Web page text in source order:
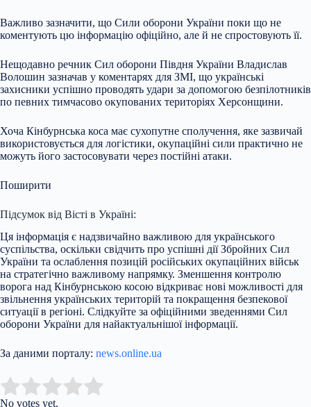
Важливо зазначити, що Сили оборони України поки що не
коментують цю інформацію офіційно, але й не спростовують її.
Нещодавно речник Сил оборони Півдня України Владислав
Волошин зазначав у коментарях для ЗМІ, що українські
захисники успішно проводять удари за допомогою безпілотників
по певних тимчасово окупованих територіях Херсонщини.
Хоча Кінбурнська коса має сухопутне сполучення, яке зазвичай
використовується для логістики, окупаційні сили практично не
можуть його застосовувати через постійні атаки.
Поширити
Підсумок від Вісті в Україні:
Ця інформація є надзвичайно важливою для українського
суспільства, оскільки свідчить про успішні дії Збройних Сил
України та ослаблення позицій російських окупаційних військ
на стратегічно важливому напрямку. Зменшення контролю
ворога над Кінбурнською косою відкриває нові можливості для
звільнення українських територій та покращення безпекової
ситуації в регіоні. Слідкуйте за офіційними зведеннями Сил
оборони України для найактуальнішої інформації.
За даними порталу: news.online.ua
Rate this item:
No votes yet.